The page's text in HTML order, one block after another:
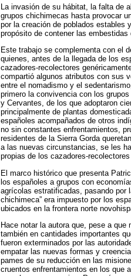
La invasión de su hábitat, la falta de
grupos chichimecas hasta provocar
por la creación de poblados estables
propósito de contener las embestidas
Este trabajo se complementa con el
quienes, antes de la llegada de los
cazadores-recolectores
compartió algunos atributos con sus
entre el nomadismo y el
primero la convivencia con los
y Cervantes, de los que adoptaron
principalmente de plantas
españoles acompañados de otros
no sin constantes enfrentamientos,
residentes de la Sierra Gorda
a las nuevas circunstancias, se les
propias de los cazadores-
El marco histórico que presenta
los españoles a grupos con
agrícolas estratificadas, pasando por
chichimeca” era impuesto por los
ubicados en la frontera norte
Hace notar la autora que, pese a
también en cantidades importantes
fueron exterminados por las
empatar las nuevas formas y
pames de su reducción en las
cruentos enfrentamientos en los que